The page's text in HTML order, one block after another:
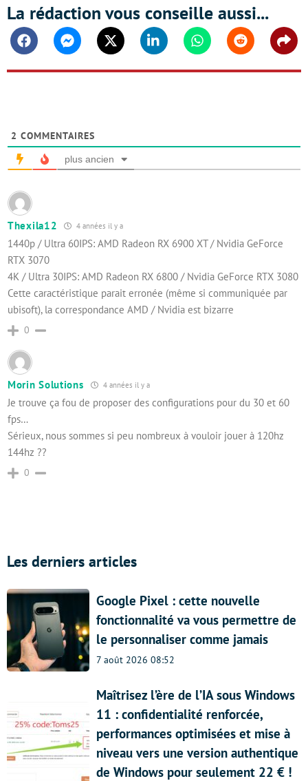
La rédaction vous conseille aussi...
FacebookMessengerTwitter Linkedin WhatsappReddit
2 COMMENTAIRES
plus ancien
Thexila12 4 années il y a
1440p / Ultra 60IPS: AMD Radeon RX 6900 XT / Nvidia GeForce
RTX 3070
4K / Ultra 30IPS: AMD Radeon RX 6800 / Nvidia GeForce RTX 3080
Cette caractéristique parait erronée (même si communiquée par
ubisoft), la correspondance AMD / Nvidia est bizarre
0
Morin Solutions 4 années il y a
Je trouve ça fou de proposer des configurations pour du 30 et 60
fps…
Sérieux, nous sommes si peu nombreux à vouloir jouer à 120hz
144hz ??
0
Les derniers articles
Google Pixel : cette nouvelle
fonctionnalité va vous permettre de
le personnaliser comme jamais
7 août 2026 08:52
Maîtrisez l’ère de l’IA sous Windows
11 : confidentialité renforcée,
performances optimisées et mise à
niveau vers une version authentique
de Windows pour seulement 22 € !